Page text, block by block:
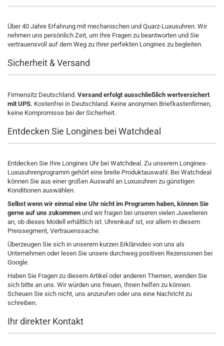
Über 40 Jahre Erfahrung mit mechanischen und Quarz-Luxusuhren. Wir
nehmen uns persönlich Zeit, um Ihre Fragen zu beantworten und Sie
vertrauensvoll auf dem Weg zu Ihrer perfekten Longines zu begleiten.
Sicherheit & Versand
Firmensitz Deutschland. Versand erfolgt ausschließlich wertversichert
mit UPS. Kostenfrei in Deutschland. Keine anonymen Briefkastenfirmen,
keine Kompromisse bei der Sicherheit.
Entdecken Sie Longines bei Watchdeal
Entdecken Sie Ihre Longines Uhr bei Watchdeal. Zu unserem Longines-
Luxusuhrenprogramm gehört eine breite Produktauswahl. Bei Watchdeal
können Sie aus einer großen Auswahl an Luxusuhren zu günstigen
Konditionen auswählen.
Selbst wenn wir einmal eine Uhr nicht im Programm haben, können Sie
gerne auf uns zukommen und wir fragen bei unseren vielen Juwelieren
an, ob dieses Modell erhältlich ist. Uhrenkauf ist, vor allem in diesem
Preissegment, Vertrauenssache.
Überzeugen Sie sich in unserem kurzen Erklärvideo von uns als
Unternehmen oder lesen Sie unsere durchweg positiven Rezensionen bei
Google.
Haben Sie Fragen zu diesem Artikel oder anderen Themen, wenden Sie
sich bitte an uns. Wir würden uns freuen, Ihnen helfen zu können.
Scheuen Sie sich nicht, uns anzurufen oder uns eine Nachricht zu
schreiben.
Ihr direkter Kontakt